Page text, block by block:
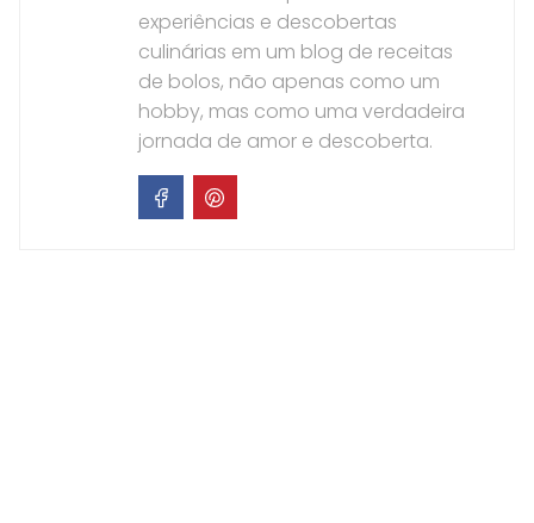
experiências e descobertas
culinárias em um blog de receitas
de bolos, não apenas como um
hobby, mas como uma verdadeira
jornada de amor e descoberta.